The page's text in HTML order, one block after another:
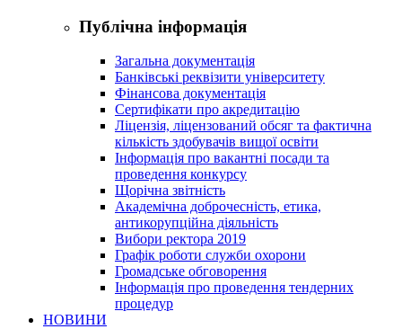
Публічна інформація
Загальна документація
Банківські реквізити університету
Фінансова документація
Сертифікати про акредитацію
Ліцензія, ліцензований обсяг та фактична
кількість здобувачів вищої освіти
Інформація про вакантні посади та
проведення конкурсу
Щорічна звітність
Академічна доброчесність, етика,
антикорупційна діяльність
Вибори ректора 2019
Графік роботи служби охорони
Громадське обговорення
Інформація про проведення тендерних
процедур
НОВИНИ